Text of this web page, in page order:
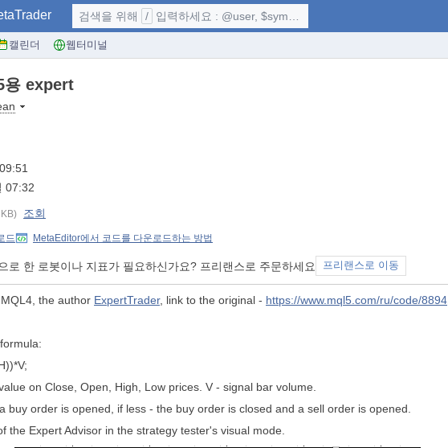
캘린더 웹터미널
검색을 위해 / 입력하세요 : @user, $symbol, ...
용 expert
07:32
조회
드 MetaEditor에서 코드를 다운로드하는 방법
로 한 로봇이나 지표가 필요하신가요? 프리랜스로 주문하세요 프리랜스로 이동
the author ExpertTrader, link to the original - https://www.mql5.com/ru/code/8894
on Close, Open, High, Low prices. V - signal bar volume.
buy order is opened, if less - the buy order is closed and a sell order is opened.
the Expert Advisor in the strategy tester's visual mode.